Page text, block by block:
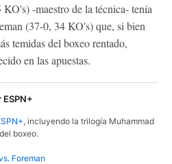
-maestro de la técnica- tenía
(37-0, 34 KO's) que, si bien
temidas del boxeo rentado,
en las apuestas.
, incluyendo la trilogía Muhammad
boxeo.
Foreman